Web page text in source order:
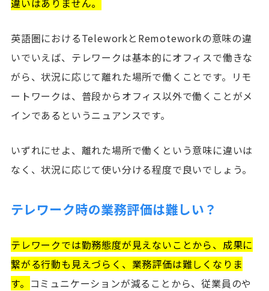
英語圏におけるTeleworkとRemoteworkの意味の違
いでいえば、テレワークは基本的にオフィスで働きな
がら、状況に応じて離れた場所で働くことです。リモ
ートワークは、普段からオフィス以外で働くことがメ
インであるというニュアンスです。
いずれにせよ、離れた場所で働くという意味に違いは
なく、状況に応じて使い分ける程度で良いでしょう。
テレワーク時の業務評価は難しい？
テレワークでは勤務態度が見えないことから、成果に
繋がる行動も見えづらく、業務評価は難しくなりま
す。 コミュニケーションが減ることから、従業員のや